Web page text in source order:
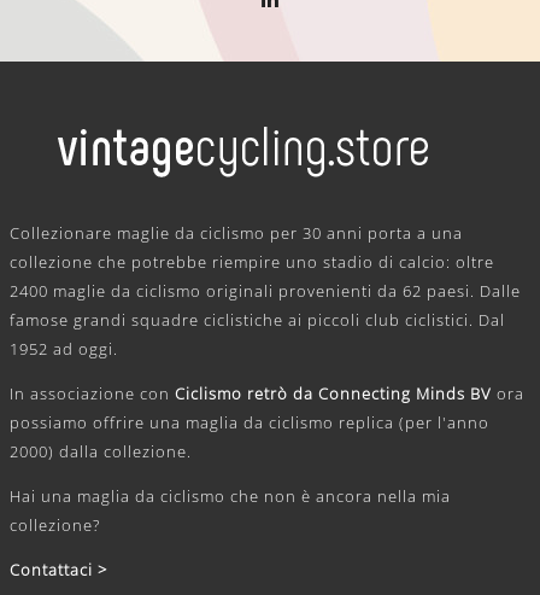
Collezionare maglie da ciclismo per 30 anni porta a una
collezione che potrebbe riempire uno stadio di calcio: oltre
2400 maglie da ciclismo originali provenienti da 62 paesi. Dalle
famose grandi squadre ciclistiche ai piccoli club ciclistici. Dal
1952 ad oggi.
In associazione con Ciclismo retrò da Connecting Minds BV ora
possiamo offrire una maglia da ciclismo replica (per l'anno
2000) dalla collezione.
Hai una maglia da ciclismo che non è ancora nella mia
collezione?
Contattaci >